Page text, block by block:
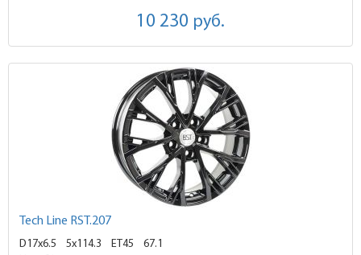
10 230 руб.
Tech Line RST.207
D17x6.5 5x114.3 ET45
67.1